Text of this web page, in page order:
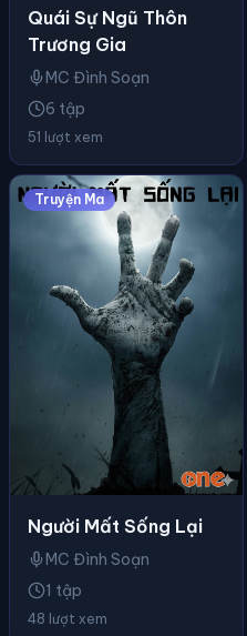
Quái Sự Ngũ Thôn
Trương Gia
MC Đình Soạn
6 tập
51 lượt xem
Truyện Ma
Người Mất Sống Lại
MC Đình Soạn
1 tập
48 lượt xem